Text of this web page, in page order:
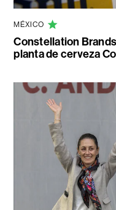
MÉXICO
Constellation
planta de cerveza